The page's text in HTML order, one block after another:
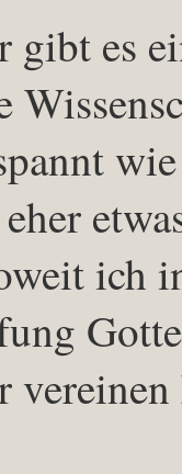
gibt es
ich